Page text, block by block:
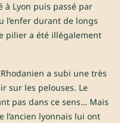
à Lyon puis passé par
l’enfer durant de longs
pilier a été illégalement
a subi une très
sur les pelouses. Le
pas dans ce sens… Mais
l’ancien lyonnais lui ont